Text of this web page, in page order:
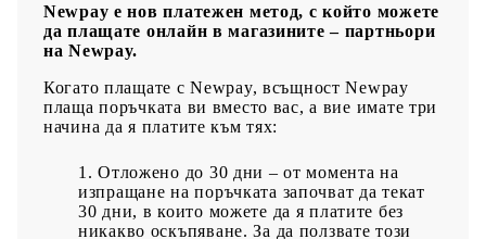
Newpay е нов платежен метод, с който можете
да плащате онлайн в магазините – партньори
на Newpay.
Когато плащате с Newpay, всъщност Newpay
плаща поръчката ви вместо вас, а вие имате три
начина да я платите към тях:
Отложено до 30 дни – от момента на
изпращане на поръчката започват да текат
30 дни, в които можете да я платите без
никакво оскъпяване. За да ползвате този